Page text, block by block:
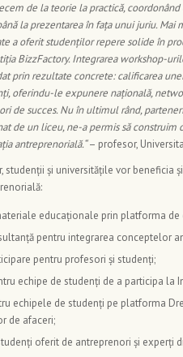
de la teorie la practică,
la prezentarea în fața unui juriu.
a oferit studenților repere solide în
BizzFactory. Integrarea workshop-
prin rezultate concrete: calificarea
oferindu-le expunere națională,
de succes. Nu în ultimul rând,
de un liceu, ne-a permis să
antreprenorială.“– profesor,
studenții și universitățile vor
educaționale prin platforma de
pentru integrarea conceptelor
pentru profesori și studenți;
echipe de studenți de a participa
echipele de studenți pe platforma
de afaceri;
oferit de antreprenori și experți